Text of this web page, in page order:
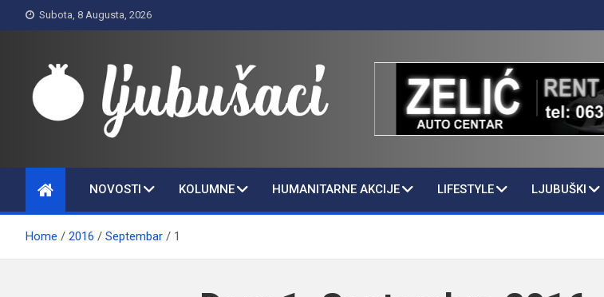
to
Subota, 8 Augusta, 2026
Ljubušaci
NOVOSTI KOLUMNE HUMANITARNE AKCIJE LIFESTYLE LJUBUŠKI
Home 2016 Septembar 1